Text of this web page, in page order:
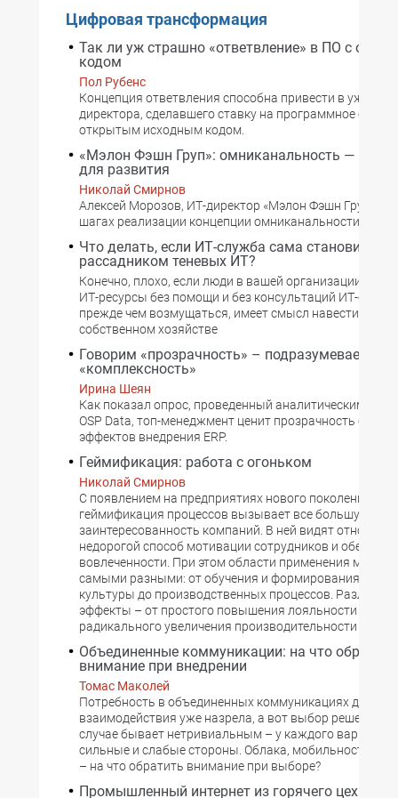
Цифровая трансформация
Так ли уж страшно «ответвление» в ПО с
кодом
Пол Рубенс
Концепция ответвления способна привести в ужас
директора, сделавшего ставку на программное
открытым исходным кодом.
«Мэлон Фэшн Груп»: омниканальность —
для развития
Николай Смирнов
Алексей Морозов, ИТ-директор «Мэлон Фэшн Груп», —
шагах реализации концепции омниканальности.
Что делать, если ИТ-служба сама становится
рассадником теневых ИТ?
Конечно, плохо, если люди в вашей организации
ИТ-ресурсы без помощи и без консультаций ИТ-
прежде чем возмущаться, имеет смысл навести
собственном хозяйстве
Говорим «прозрачность» – подразумеваем
«комплексность»
Ирина Шеян
Как показал опрос, проведенный аналитическим
OSP Data, топ-менеджмент ценит прозрачность
эффектов внедрения ERP.
Геймификация: работа с огоньком
Николай Смирнов
С появлением на предприятиях нового поколения
геймификация процессов вызывает все большую
заинтересованность компаний. В ней видят
недорогой способ мотивации сотрудников и
вовлеченности. При этом области применения могут
самыми разными: от обучения и формирования
культуры до производственных процессов.
эффекты – от простого повышения лояльности до
радикального увеличения производительности труда.
Объединенные коммуникации: на что обратить
внимание при внедрении
Томас Маколей
Потребность в объединенных коммуникациях для
взаимодействия уже назрела, а вот выбор решения
случае бывает нетривиальным – у каждого варианта
сильные и слабые стороны. Облака, мобильность,
– на что обратить внимание при выборе?
Промышленный интернет из горячего цеха